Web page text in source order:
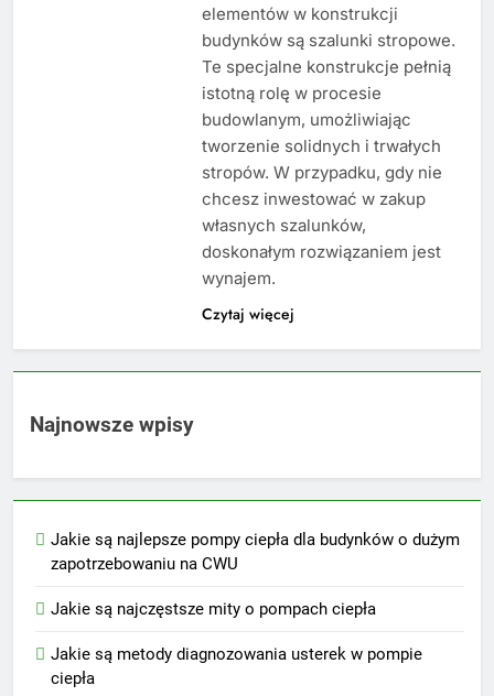
elementów w konstrukcji
budynków są szalunki stropowe.
Te specjalne konstrukcje pełnią
istotną rolę w procesie
budowlanym, umożliwiając
tworzenie solidnych i trwałych
stropów. W przypadku, gdy nie
chcesz inwestować w zakup
własnych szalunków,
doskonałym rozwiązaniem jest
wynajem.
Czytaj więcej
Najnowsze wpisy
Jakie są najlepsze pompy ciepła dla budynków o dużym
zapotrzebowaniu na CWU
Jakie są najczęstsze mity o pompach ciepła
Jakie są metody diagnozowania usterek w pompie
ciepła